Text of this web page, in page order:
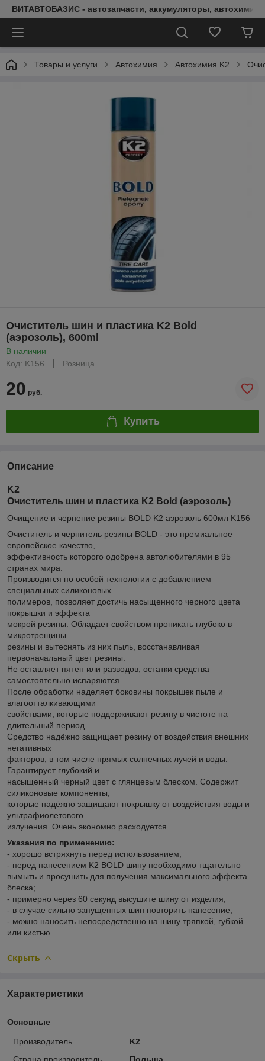
ВИТАВТОБАЗИС - автозапчасти, аккумуляторы, автохимия,
Товары и услуги Автохимия Автохимия K2
Очиститель шин и пластика K2 Bold
(аэрозоль), 600ml
В наличии
Код: K156
Розница
20 руб.
Купить
Описание
K2
Очиститель шин и пластика K2 Bold (аэрозоль)
Очищение и чернение резины BOLD K2 аэрозоль 600мл K156
Очиститель и чернитель резины BOLD - это премиальное
европейское качество,
эффективность которого одобрена автолюбителями в 95
странах мира.
Производится по особой технологии с добавлением
специальных силиконовых
полимеров, позволяет достичь насыщенного черного цвета
покрышки и эффекта
мокрой резины. Обладает свойством проникать глубоко в
микротрещины
резины и вытеснять из них пыль, восстанавливая
первоначальный цвет резины.
Не оставляет пятен или разводов, остатки средства
самостоятельно испаряются.
После обработки наделяет боковины покрышек пыле и
влагоотталкивающими
свойствами, которые поддерживают резину в чистоте на
длительный период.
Средство надёжно защищает резину от воздействия внешних
негативных
факторов, в том числе прямых солнечных лучей и воды.
Гарантирует глубокий и
насыщенный черный цвет с глянцевым блеском. Содержит
силиконовые компоненты,
которые надёжно защищают покрышку от воздействия воды и
ультрафиолетового
излучения. Очень экономно расходуется.
Указания по применению:
- хорошо встряхнуть перед использованием;
- перед нанесением K2 BOLD шину необходимо тщательно
вымыть и просушить для получения максимального эффекта
блеска;
- примерно через 60 секунд высушите шину от изделия;
- в случае сильно запущенных шин повторить нанесение;
- можно наносить непосредственно на шину тряпкой, губкой
или кистью.
Скрыть
Характеристики
Основные
Производитель
K2
Страна производитель
Польша